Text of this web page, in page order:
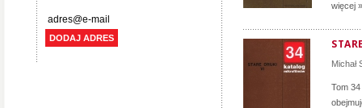
DODAJ ADRES
więcej »
Michał
Tom